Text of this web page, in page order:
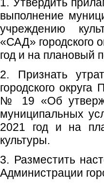
выполнение
учреждению
«САД» городского
год и на плановый
2. Признать
городского
№ 19 «Об
муниципальных
2021 год и на
культуры.
3. Разместить
Администрации